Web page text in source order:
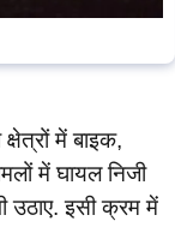
में बाइक,
में घायल निजी
उठाए. इसी क्रम में